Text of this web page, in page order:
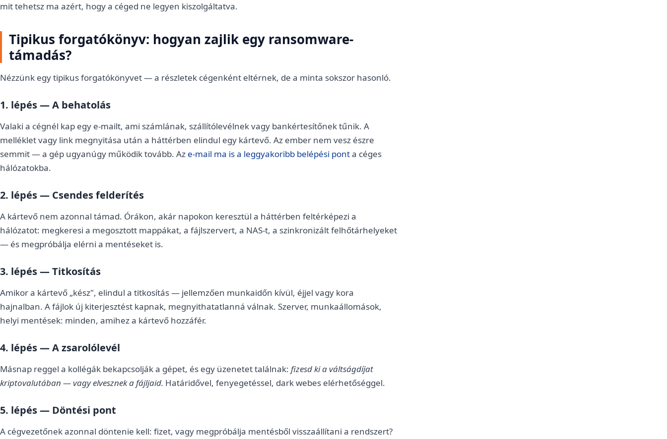
mit tehetsz ma azért, hogy a céged ne legyen kiszolgáltatva.
Tipikus forgatókönyv: hogyan zajlik egy ransomware-
támadás?
Nézzünk egy tipikus forgatókönyvet — a részletek cégenként eltérnek, de a minta sokszor hasonló.
1. lépés — A behatolás
Valaki a cégnél kap egy e-mailt, ami számlának, szállítólevélnek vagy bankértesítőnek tűnik. A
melléklet vagy link megnyitása után a háttérben elindul egy kártevő. Az ember nem vesz észre
semmit — a gép ugyanúgy működik tovább. Az e-mail ma is a leggyakoribb belépési ponta céges
hálózatokba.
2. lépés — Csendes felderítés
A kártevő nem azonnal támad. Órákon, akár napokon keresztül a háttérben feltérképezi a
hálózatot: megkeresi a megosztott mappákat, a fájlszervert, a NAS-t, a szinkronizált felhőtárhelyeket
— és megpróbálja elérni a mentéseket is.
3. lépés — Titkosítás
Amikor a kártevő „kész", elindul a titkosítás — jellemzően munkaidőn kívül, éjjel vagy kora
hajnalban. A fájlok új kiterjesztést kapnak, megnyithatatlanná válnak. Szerver, munkaállomások,
helyi mentések: minden, amihez a kártevő hozzáfér.
4. lépés — A zsarolólevél
Másnap reggel a kollégák bekapcsolják a gépet, és egy üzenetet találnak: fizesd ki a váltságdíjat
kriptovalutában — vagy elvesznek a fájljaid. Határidővel, fenyegetéssel, dark webes elérhetőséggel.
5. lépés — Döntési pont
A cégvezetőnek azonnal döntenie kell: fizet, vagy megpróbálja mentésből visszaállítani a rendszert?